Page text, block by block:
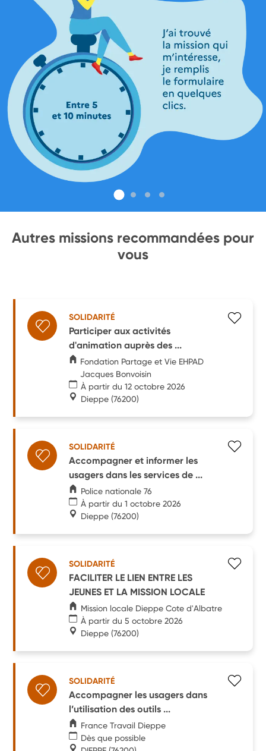
Autres missions recommandées pour
vous
SOLIDARITÉ
Participer aux activités
d'animation auprès des ...
Fondation Partage et Vie EHPAD
Jacques Bonvoisin
À partir du 12 octobre 2026
Dieppe (76200)
SOLIDARITÉ
Accompagner et informer les
usagers dans les services de ...
Police nationale 76
À partir du 1 octobre 2026
Dieppe (76200)
SOLIDARITÉ
FACILITER LE LIEN ENTRE LES
JEUNES ET LA MISSION LOCALE
Mission locale Dieppe Cote d'Albatre
À partir du 5 octobre 2026
Dieppe (76200)
SOLIDARITÉ
Accompagner les usagers dans
l’utilisation des outils ...
France Travail Dieppe
Dès que possible